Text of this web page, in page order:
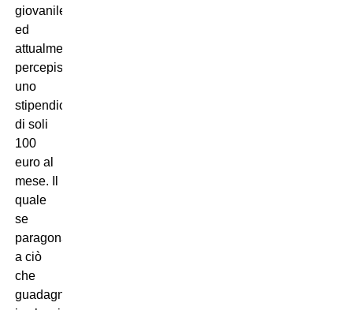
giovanile
ed
attualmente
percepisce
uno
stipendio
di soli
100
euro al
mese. Il
quale
se
paragonato
a ciò
che
guadagnano